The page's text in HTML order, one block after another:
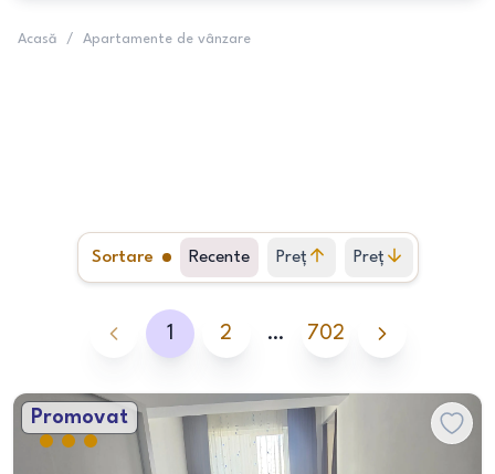
Acasă / Apartamente de vânzare
Sortare Recente Preț
crescător
Preț
descrescător
1 2 … 702
Promovat